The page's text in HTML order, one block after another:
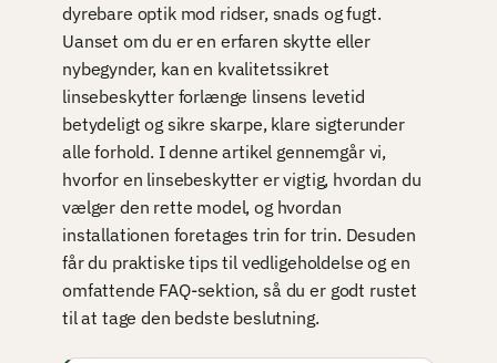
dyrebare optik mod ridser, snads og fugt.
Uanset om du er en erfaren skytte eller
nybegynder, kan en kvalitetssikret
linsebeskytter forlænge linsens levetid
betydeligt og sikre skarpe, klare sigterunder
alle forhold. I denne artikel gennemgår vi,
hvorfor en linsebeskytter er vigtig, hvordan du
vælger den rette model, og hvordan
installationen foretages trin for trin. Desuden
får du praktiske tips til vedligeholdelse og en
omfattende FAQ-sektion, så du er godt rustet
til at tage den bedste beslutning.